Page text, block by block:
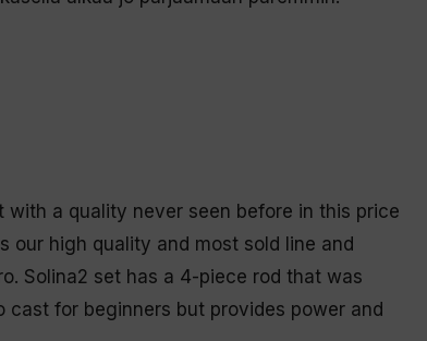
with a quality never seen before in this price
our high quality and most sold line and
Solina2 set has a 4-piece rod that was
for beginners but provides power and